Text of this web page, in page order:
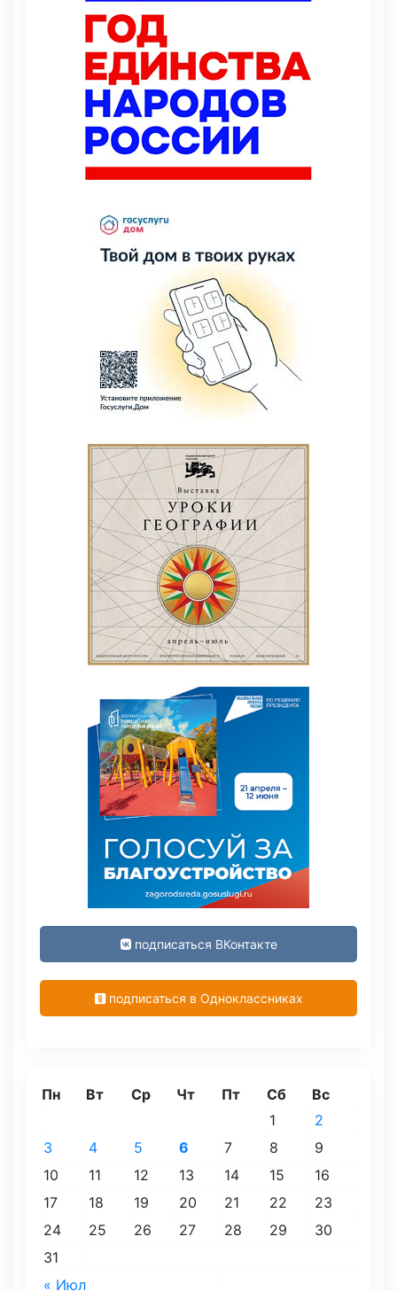
подписаться ВКонтакте
подписаться в Одноклассниках
Пн Вт Ср Чт Пт Сб Вс
« Июл
1
2
3
4 5 6 7 8
9
10
11 12 13 14 15
16
17
18 19 20 21 22
23
24
25 26 27 28 29
30
31